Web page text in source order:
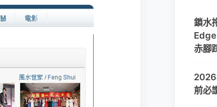
鎖水
赤腳
2026
前必